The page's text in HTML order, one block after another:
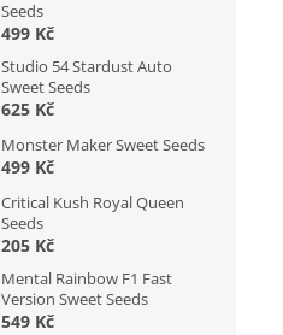
Seeds
499 Kč
Studio 54 Stardust Auto
Sweet Seeds
625 Kč
Monster Maker Sweet Seeds
499 Kč
Critical Kush Royal Queen
Seeds
205 Kč
Mental Rainbow F1 Fast
Version Sweet Seeds
549 Kč